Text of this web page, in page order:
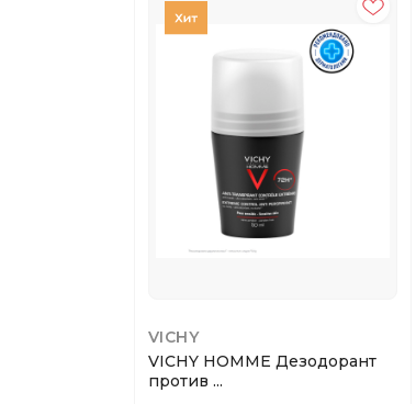
VICHY
VICHY HOMME Дезодорант
против ...